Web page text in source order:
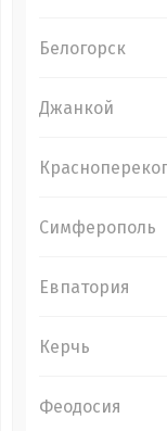
Белогорск
Джанкой
Симферополь
Евпатория
Керчь
Феодосия